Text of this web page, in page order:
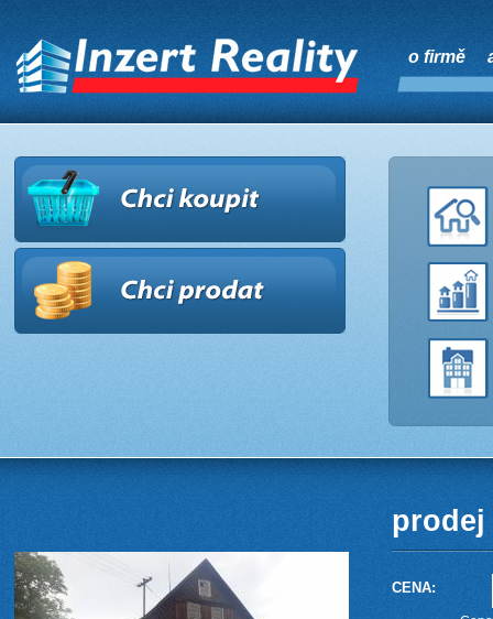
o firmě
prodej
CENA: